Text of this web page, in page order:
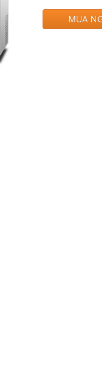
MUA